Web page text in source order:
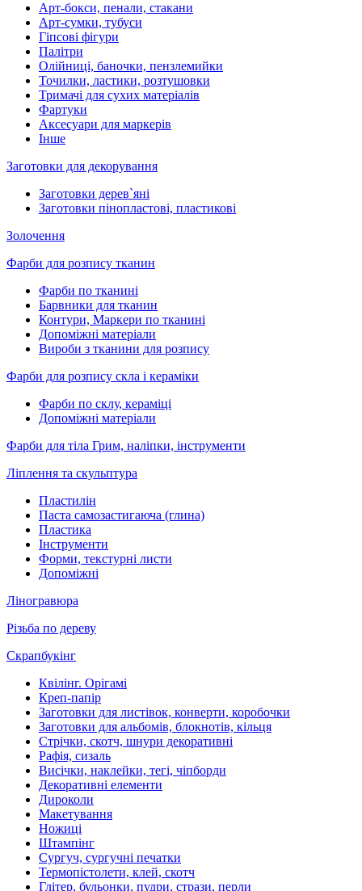
Арт-бокси, пенали, стакани
Арт-сумки, тубуси
Гіпсові фігури
Палітри
Олійниці, баночки, пензлемийки
Точилки, ластики, розтушовки
Тримачі для сухих матеріалів
Фартуки
Аксесуари для маркерів
Інше
Заготовки для декорування
Заготовки дерев`яні
Заготовки пінопластові, пластикові
Золочення
Фарби для розпису тканин
Фарби по тканині
Барвники для тканин
Контури, Маркери по тканині
Допоміжні матеріали
Вироби з тканини для розпису
Фарби для розпису скла і кераміки
Фарби по склу, кераміці
Допоміжні матеріали
Фарби для тіла Грим, наліпки, інструменти
Ліплення та скульптура
Пластилін
Паста самозастигаюча (глина)
Пластика
Інструменти
Форми, текстурні листи
Допоміжні
Ліногравюра
Різьба по дереву
Скрапбукінг
Квілінг. Орігамі
Креп-папір
Заготовки для листівок, конверти, коробочки
Заготовки для альбомів, блокнотів, кільця
Стрічки, скотч, шнури декоративні
Рафія, сизаль
Висічки, наклейки, тегі, чіпборди
Декоративні елементи
Дироколи
Макетування
Ножиці
Штампінг
Сургуч, сургучні печатки
Термопістолети, клей, скотч
Глітер, бульонки, пудри, стрази, перли